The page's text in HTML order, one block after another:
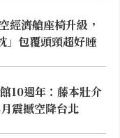
經濟艙座椅升級，
包覆頭頸超好睡
10週年：藤本壯介
震撼空降台北